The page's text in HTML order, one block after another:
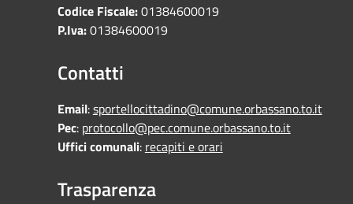
Codice Fiscale:01384600019
P.Iva:01384600019
Contatti
Email:sportellocittadino@comune.orbassano.to.it
Pec: protocollo@pec.comune.orbassano.to.it
Uffici comunali: recapiti e orari
Trasparenza